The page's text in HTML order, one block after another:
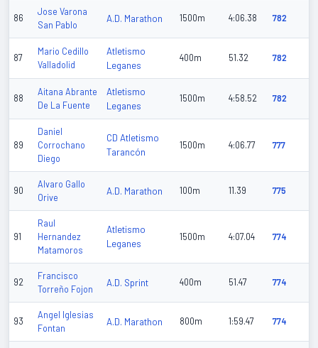
86
Jose Varona
San Pablo
A.D. Marathon 1500m 4:06.38 782
87
Mario Cedillo
Valladolid
Atletismo
Leganes
400m 51.32 782
88
Aitana Abrante
De La Fuente
Atletismo
Leganes
1500m 4:58.52 782
89
Daniel
Corrochano
Diego
CD Atletismo
Tarancón
1500m 4:06.77 777
90
Alvaro Gallo
Orive
A.D. Marathon 100m 11.39 775
91
Raul
Hernandez
Matamoros
Atletismo
Leganes
1500m 4:07.04 774
92
Francisco
Torreño Fojon
A.D. Sprint 400m 51.47 774
93
Angel Iglesias
Fontan
A.D. Marathon 800m 1:59.47 774